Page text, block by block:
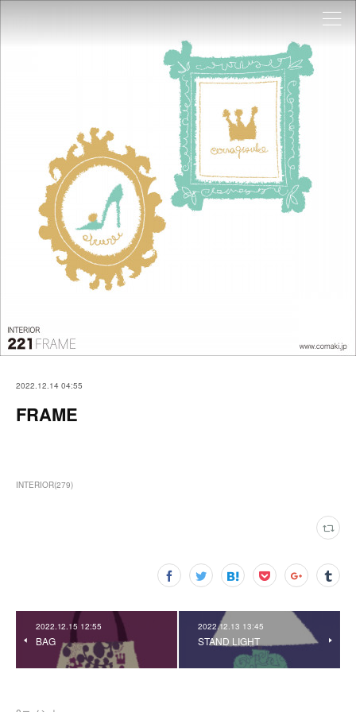
2022.12.14 04:55
FRAME
INTERIOR(279)
2022.12.15 12:55
BAG
2022.12.13 13:45
STAND LIGHT